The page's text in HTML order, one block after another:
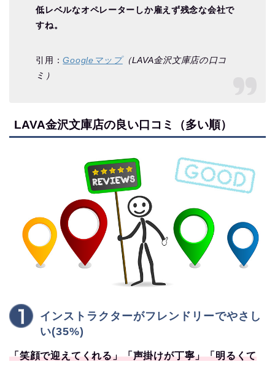
低レベルなオペレーターしか雇えず残念な会社で
すね。
引用：Googleマップ（LAVA金沢文庫店の口コ
ミ）
LAVA金沢文庫店の良い口コミ（多い順）
インストラクターがフレンドリーでやさし
い(35%)
「笑顔で迎えてくれる」「声掛けが丁寧」「明るくて